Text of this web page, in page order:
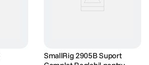
SmallRig 2905B Suport